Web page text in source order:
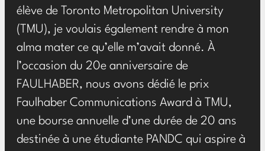
élève de Toronto Metropolitan University
(TMU), je voulais également rendre à mon
alma mater ce qu’elle m’avait donné. À
l’occasion du 20e anniversaire de
FAULHABER, nous avons dédié le prix
Faulhaber Communications Award à TMU,
une bourse annuelle d’une durée de 20 ans
destinée à une étudiante PANDC qui aspire à